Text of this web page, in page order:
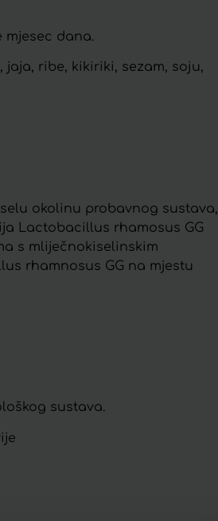
dana.
ribe, kikiriki, sezam, soju,
okolinu probavnog sustava,
Lactobacillus rhamosus GG
s mliječnokiselinskim
rhamnosus GG na mjestu
sustava.